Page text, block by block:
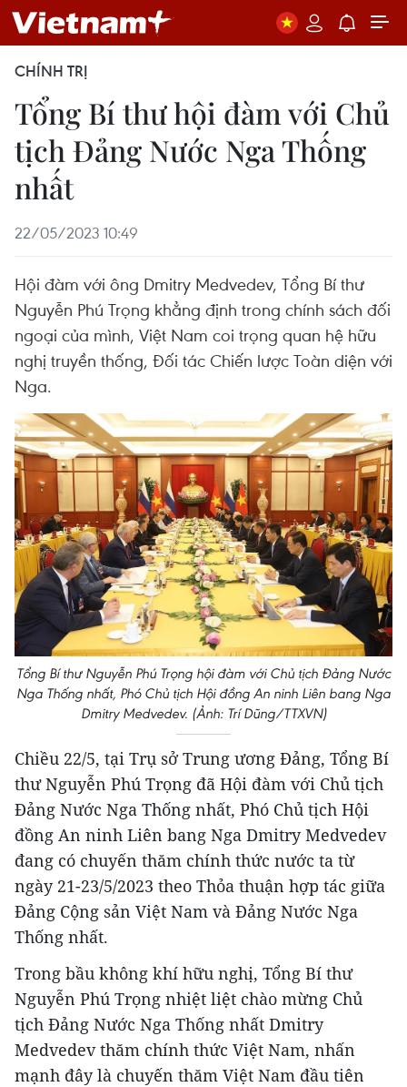
CHÍNH TRỊ
Tổng Bí thư hội đàm với Chủ
tịch Đảng Nước Nga Thống
nhất
22/05/2023 10:49
Hội đàm với ông Dmitry Medvedev, Tổng Bí thư
Nguyễn Phú Trọng khẳng định trong chính sách đối
ngoại của mình, Việt Nam coi trọng quan hệ hữu
nghị truyền thống, Đối tác Chiến lược Toàn diện với
Nga.
Tổng Bí thư Nguyễn Phú Trọng hội đàm với Chủ tịch Đảng Nước
Nga Thống nhất, Phó Chủ tịch Hội đồng An ninh Liên bang Nga
Dmitry Medvedev. (Ảnh: Trí Dũng/TTXVN)
Chiều 22/5, tại Trụ sở Trung ương Đảng, Tổng Bí
thư Nguyễn Phú Trọng đã Hội đàm với Chủ tịch
Đảng Nước Nga Thống nhất, Phó Chủ tịch Hội
đồng An ninh Liên bang Nga Dmitry Medvedev
đang có chuyến thăm chính thức nước ta từ
ngày 21-23/5/2023 theo Thỏa thuận hợp tác giữa
Đảng Cộng sản Việt Nam và Đảng Nước Nga
Thống nhất.
Trong bầu không khí hữu nghị, Tổng Bí thư
Nguyễn Phú Trọng nhiệt liệt chào mừng Chủ
tịch Đảng Nước Nga Thống nhất Dmitry
Medvedev thăm chính thức Việt Nam, nhấn
mạnh đây là chuyến thăm Việt Nam đầu tiên